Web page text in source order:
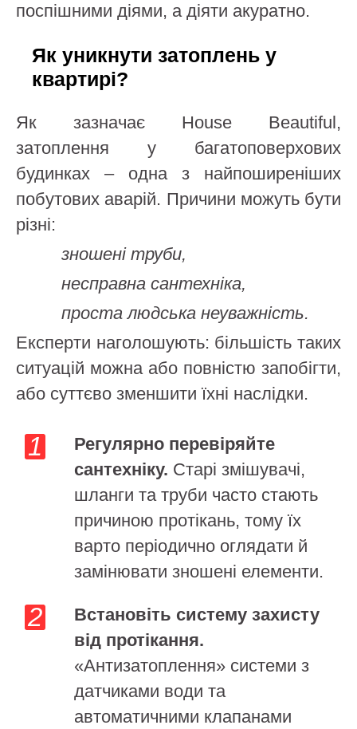
поспішними діями, а діяти акуратно.
Як уникнути затоплень у
квартирі?
Як зазначає House Beautiful,
затоплення у багатоповерхових
будинках – одна з найпоширеніших
побутових аварій. Причини можуть бути
різні:
зношені труби,
несправна сантехніка,
проста людська неуважність.
Експерти наголошують: більшість таких
ситуацій можна або повністю запобігти,
або суттєво зменшити їхні наслідки.
Регулярно перевіряйте
сантехніку. Старі змішувачі,
шланги та труби часто стають
причиною протікань, тому їх
варто періодично оглядати й
замінювати зношені елементи.
Встановіть систему захисту
від протікання.
«Антизатоплення» системи з
датчиками води та
автоматичними клапанами